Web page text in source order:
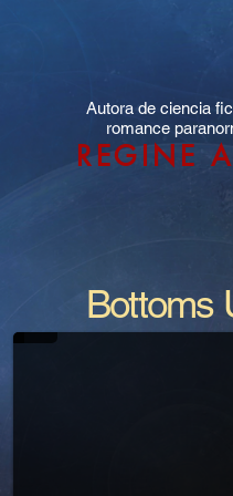
Autora de ciencia
romance
REGINE
Bottoms